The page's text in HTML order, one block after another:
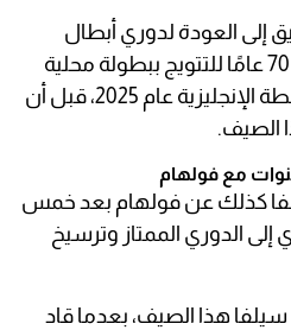
إلى العودة لدوري أبطال
أوروبا، كما أنهى انتظارًا دام 70 عامًا للتتويج ببطولة محلية
كبرى بعدما حصد كأس الرابطة الإنجليزية عام 2025، قبل أن
الصيف.
مع فولهام
كذلك عن فولهام بعد خمس
الدوري الممتاز وترسيخ
هذا الصيف، بعدما قاد